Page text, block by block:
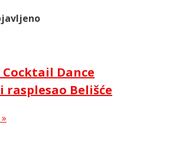
Cocktail Dance
rasplesao Belišće